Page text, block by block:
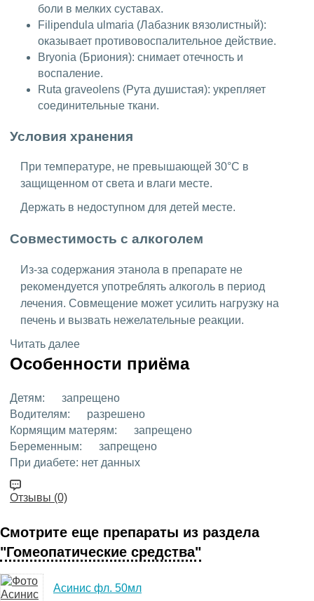
боли в мелких суставах.
Filipendula ulmaria (Лабазник вязолистный):
оказывает противовоспалительное действие.
Bryonia (Бриония): снимает отечность и
воспаление.
Ruta graveolens (Рута душистая): укрепляет
соединительные ткани.
Условия хранения
При температуре, не превышающей 30°C в
защищенном от света и влаги месте.
Держать в недоступном для детей месте.
Совместимость с алкоголем
Из-за содержания этанола в препарате не
рекомендуется употреблять алкоголь в период
лечения. Совмещение может усилить нагрузку на
печень и вызвать нежелательные реакции.
Читать далее
Особенности приёма
Детям:
запрещено
Водителям:
разрешено
Кормящим матерям:
запрещено
Беременным:
запрещено
При диабете: нет данных
Отзывы (0)
Смотрите еще препараты из раздела
"Гомеопатические средства"
Асинис фл. 50мл